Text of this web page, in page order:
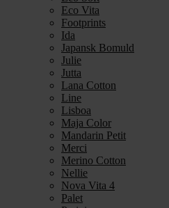
Eco Vita
Footprints
Ida
Japansk Bomuld
Julie
Jutta
Lana Cotton
Line
Lisboa
Maja Color
Mandarin Petit
Merci
Merino Cotton
Nellie
Nova Vita 4
Palet